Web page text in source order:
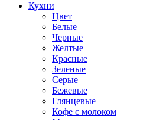
Кухни
Цвет
Белые
Черные
Желтые
Красные
Зеленые
Серые
Бежевые
Глянцевые
Кофе с молоком